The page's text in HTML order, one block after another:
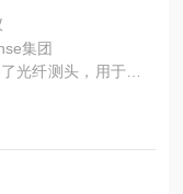
集团
光纤测头，用于非